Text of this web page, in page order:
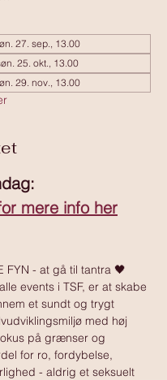
27. sep., 13.00
25. okt., 13.00
29. nov., 13.00
mere info her
FYN - at gå til tantra 🖤
events i TSF, er at skabe
et sundt og trygt
med høj
på grænser og
for ro, fordybelse,
- aldrig et seksuelt